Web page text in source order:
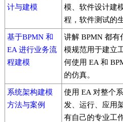
计与建模
模、软件设计建
程，软件测试的
基于BPMN 和
EA 进行业务流
程建模
讲解 BPMN 都有
模规范用于建立
何使用 EA 和
的仿真。
系统架构建模
方法与案例
使用 EA 对整个
发、运行、应用
有自己的专业工